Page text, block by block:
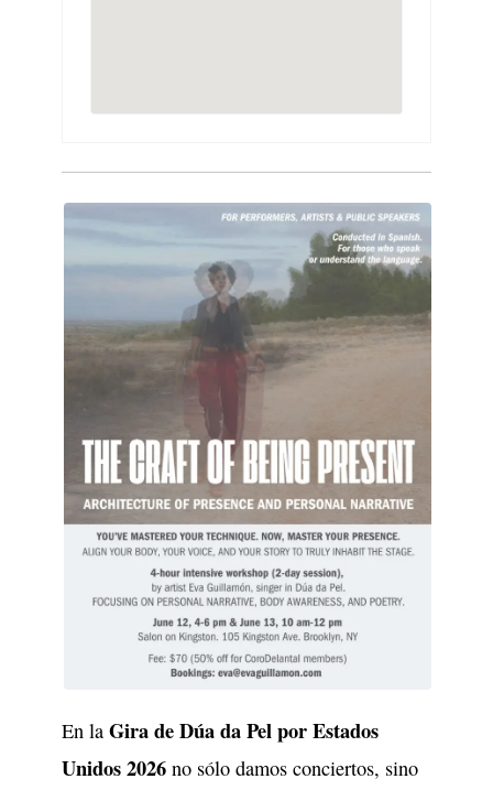
En la Gira de Dúa da Pel por Estados
Unidos 2026 no sólo damos conciertos, sino